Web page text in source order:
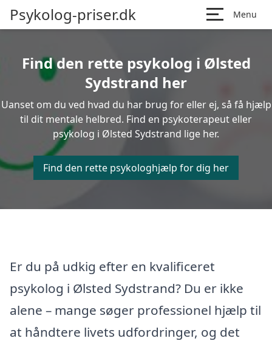
Psykolog-priser.dk Menu
Find den rette psykolog i Ølsted
Sydstrand her
Uanset om du ved hvad du har brug for eller ej, så få hjælp
til dit mentale helbred. Find en psykoterapeut eller
psykolog i Ølsted Sydstrand lige her.
Find den rette psykologhjælp for dig her
Er du på udkig efter en kvalificeret
psykolog i Ølsted Sydstrand? Du er ikke
alene – mange søger professionel hjælp til
at håndtere livets udfordringer, og det